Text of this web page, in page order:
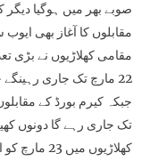
صوبے بھر میں ہوگیا
مقابلوں کا آغاز بھی
تک جاری رہے گا دونوں
کھلاڑیوں